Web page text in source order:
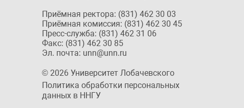
Приёмная ректора: (831) 462 30 03
Приёмная комиссия: (831) 462 30 45
Пресс-служба: (831) 462 31 06
Факс: (831) 462 30 85
Эл. почта: unn@unn.ru
© 2026 Университет Лобачевского
Политика обработки персональных
данных в ННГУ